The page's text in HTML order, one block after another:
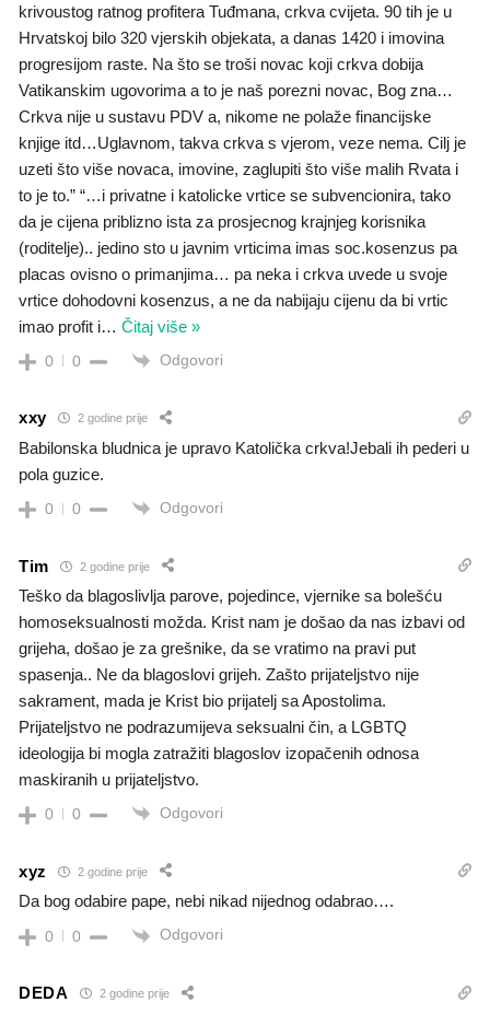
krivoustog ratnog profitera Tuđmana, crkva cvijeta. 90 tih je u
Hrvatskoj bilo 320 vjerskih objekata, a danas 1420 i imovina
progresijom raste. Na što se troši novac koji crkva dobija
Vatikanskim ugovorima a to je naš porezni novac, Bog zna…
Crkva nije u sustavu PDV a, nikome ne polaže financijske
knjige itd…Uglavnom, takva crkva s vjerom, veze nema. Cilj je
uzeti što više novaca, imovine, zaglupiti što više malih Rvata i
to je to.” “…i privatne i katolicke vrtice se subvencionira, tako
da je cijena priblizno ista za prosjecnog krajnjeg korisnika
(roditelje).. jedino sto u javnim vrticima imas soc.kosenzus pa
placas ovisno o primanjima… pa neka i crkva uvede u svoje
vrtice dohodovni kosenzus, a ne da nabijaju cijenu da bi vrtic
imao profit i… Čitaj više »
0 0 Odgovori
xxy 2 godine prije
Babilonska bludnica je upravo Katolička crkva!Jebali ih pederi u
pola guzice.
0 0 Odgovori
Tim 2 godine prije
Teško da blagoslivlja parove, pojedince, vjernike sa bolešću
homoseksualnosti možda. Krist nam je došao da nas izbavi od
grijeha, došao je za grešnike, da se vratimo na pravi put
spasenja.. Ne da blagoslovi grijeh. Zašto prijateljstvo nije
sakrament, mada je Krist bio prijatelj sa Apostolima.
Prijateljstvo ne podrazumijeva seksualni čin, a LGBTQ
ideologija bi mogla zatražiti blagoslov izopačenih odnosa
maskiranih u prijateljstvo.
0 0 Odgovori
xyz 2 godine prije
Da bog odabire pape, nebi nikad nijednog odabrao….
0 0 Odgovori
DEDA 2 godine prije